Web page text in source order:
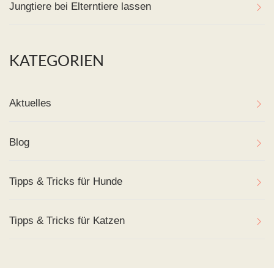
Jungtiere bei Elterntiere lassen
KATEGORIEN
Aktuelles
Blog
Tipps & Tricks für Hunde
Tipps & Tricks für Katzen